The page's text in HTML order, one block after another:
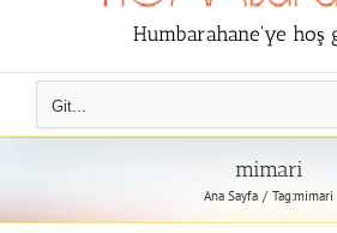
Humbarahane'ye hoş
Git...
mimari
Ana Sayfa Tag:mimari